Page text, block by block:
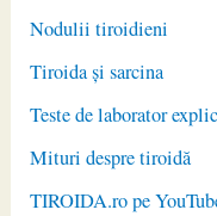
Nodulii tiroidieni
Tiroida și sarcina
Teste de laborator
Mituri despre tiroidă
TIROIDA.ro pe